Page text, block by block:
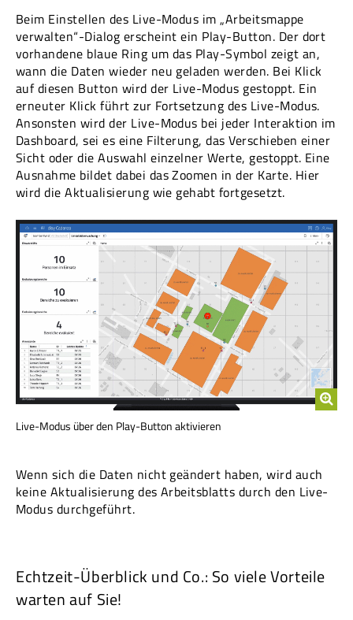
Beim Einstellen des Live-Modus im „Arbeitsmappe
verwalten“-Dialog erscheint ein Play-Button. Der dort
vorhandene blaue Ring um das Play-Symbol zeigt an,
wann die Daten wieder neu geladen werden. Bei Klick
auf diesen Button wird der Live-Modus gestoppt. Ein
erneuter Klick führt zur Fortsetzung des Live-Modus.
Ansonsten wird der Live-Modus bei jeder Interaktion im
Dashboard, sei es eine Filterung, das Verschieben einer
Sicht oder die Auswahl einzelner Werte, gestoppt. Eine
Ausnahme bildet dabei das Zoomen in der Karte. Hier
wird die Aktualisierung wie gehabt fortgesetzt.
Live-Modus über den Play-Button aktivieren
Wenn sich die Daten nicht geändert haben, wird auch
keine Aktualisierung des Arbeitsblatts durch den Live-
Modus durchgeführt.
Echtzeit-Überblick und Co.: So viele Vorteile
warten auf Sie!